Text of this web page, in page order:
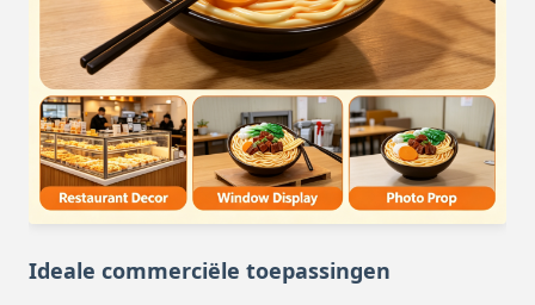
Ideale commerciële toepassingen